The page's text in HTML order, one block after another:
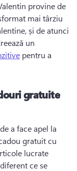
provine de
mai târziu
și de atunci
un
pentru a
gratuite
a face apel la
gratuit cu
lucrate
ce se